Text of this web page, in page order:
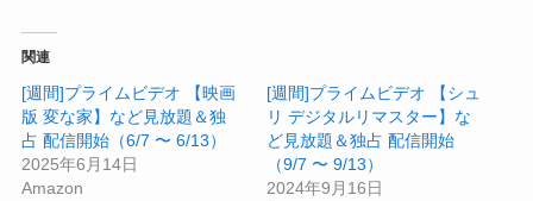
関連
[週間]プライムビデオ 【映画
版 変な家】など見放題＆独
占 配信開始（6/7 〜 6/13）
2025年6月14日
Amazon
[週間]プライムビデオ 【シュ
リ デジタルリマスター】な
ど見放題＆独占 配信開始
（9/7 〜 9/13）
2024年9月16日